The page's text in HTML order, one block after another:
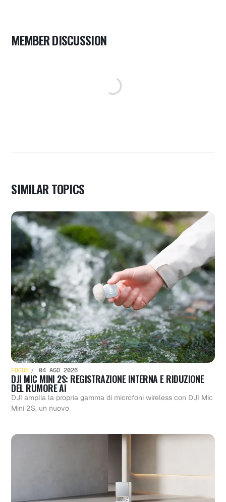
MEMBER DISCUSSION
SIMILAR TOPICS
FOCUS 04 AGO 2026
DJI MIC MINI 2S: REGISTRAZIONE INTERNA E RIDUZIONE
DEL RUMORE AI
DJI amplia la propria gamma di microfoni wireless con DJI Mic
Mini 2S, un nuovo